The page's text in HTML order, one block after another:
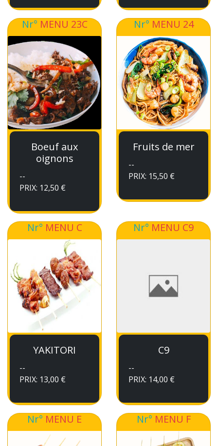
Nr° MENU 23C
Boeuf aux
oignons
--
PRIX: 12,50 €
Nr° MENU 24
Fruits de mer
--
PRIX: 15,50 €
Nr° MENU C
YAKITORI
--
PRIX: 13,00 €
Nr° MENU C9
C9
--
PRIX: 14,00 €
Nr° MENU E Nr° MENU F